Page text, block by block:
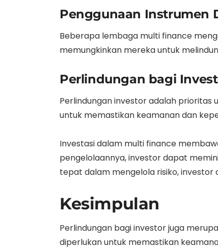
Penggunaan Instrumen
Beberapa lembaga multi finance
memungkinkan mereka untuk
Perlindungan bagi
Perlindungan investor adalah prioritas
untuk memastikan keamanan dan
Investasi dalam multi finance
pengelolaannya, investor dapat
tepat dalam mengelola risiko,
Kesimpulan
Perlindungan bagi investor juga
diperlukan untuk memastikan